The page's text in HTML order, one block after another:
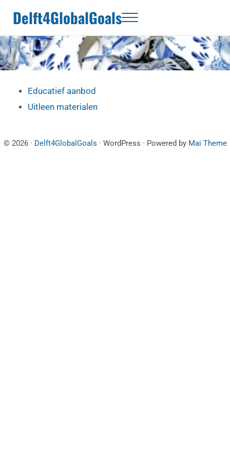
Delft4GlobalGoals Menu
Educatief aanbod
Uitleen materialen
© 2026 · Delft4GlobalGoals · WordPress · Powered by Mai Theme